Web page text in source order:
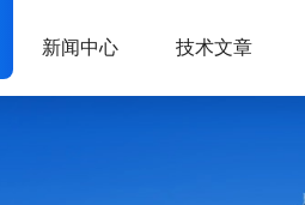
新闻中心 技术文章